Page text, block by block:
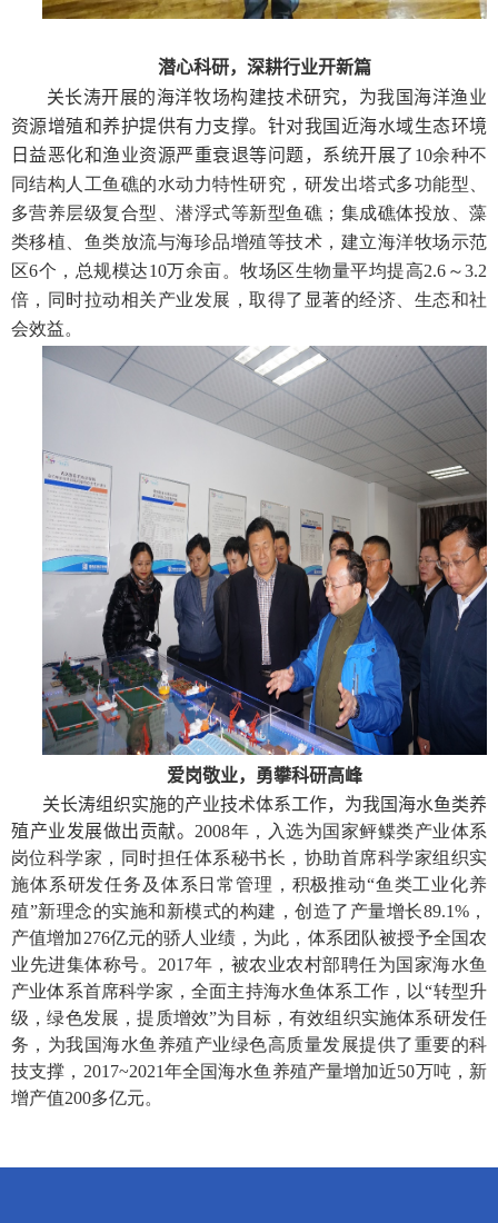
潜心科研， 深耕行业开新篇
关长涛开展的海洋牧场构建技术研究，为我国海洋渔业
资源增殖和养护提供有力支撑。针对我国近海水域生态环境
日益恶化和渔业资源严重衰退等问题，系统开展了 10余种不
同结构人工鱼礁的水动力特性研究，研发出塔式多功能型、
多营养层级复合型、潜浮式等新型鱼礁；集成礁体投放、藻
类移植、鱼类放流与海珍品增殖等技术，建立海洋牧场示范
区6个，总规模达10万余亩。牧场区生物量平均提高2.6 ～3.2
倍，同时拉动相关产业发展，取得了显著的经济、生态和社
会效益。
爱岗敬业， 勇攀科研高峰
关长涛组织实施的产业技术体系工作，为我国海水鱼类养
殖产业发展做出贡献。 2008年，入选为国家鲆鲽类产业体系
岗位科学家，同时担任体系秘书长，协助首席科学家组织实
施体系研发任务及体系日常管理，积极推动“鱼类工业化养
殖”新理念的实施和新模式的构建，创造了产量增长89.1%，
产值增加276亿元的骄人业绩，为此，体系团队被授予全国农
业先进集体称号。 2017年，被农业农村部聘任为国家海水鱼
产业体系首席科学家，全面主持海水鱼体系工作，以“转型升
级，绿色发展，提质增效”为目标，有效组织实施体系研发任
务，为我国海水鱼养殖产业绿色高质量发展提供了重要的科
技支撑， 2017~2021年全国海水鱼养殖产量增加近50万吨，新
增产值200多亿元。